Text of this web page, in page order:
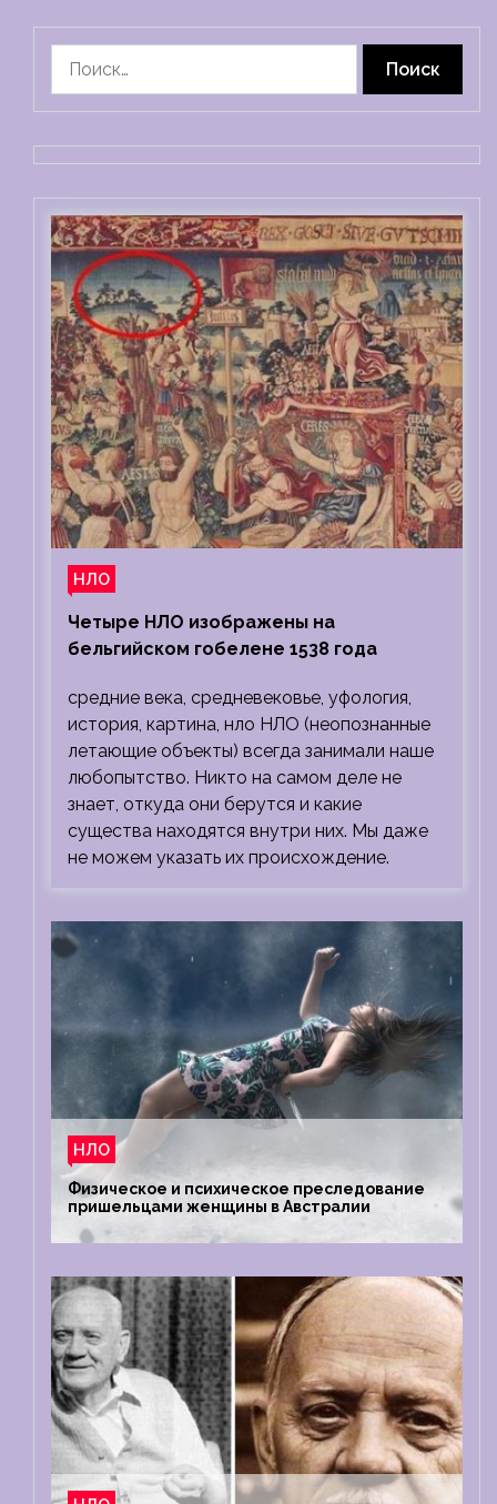
НЛО
Четыре НЛО изображены на
бельгийском гобелене 1538 года
средние века, средневековье, уфология,
история, картина, нло НЛО (неопознанные
летающие объекты) всегда занимали наше
любопытство. Никто на самом деле не
знает, откуда они берутся и какие
существа находятся внутри них. Мы даже
не можем указать их происхождение.
НЛО
Физическое и психическое преследование
пришельцами женщины в Австралии